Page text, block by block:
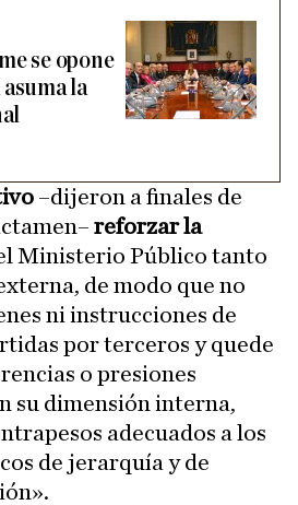
se opone
la
–dijeron a finales de
reforzar la
Ministerio Público tanto
de modo que no
ni instrucciones de
por terceros y quede
o presiones
su dimensión interna,
adecuados a los
de jerarquía y de